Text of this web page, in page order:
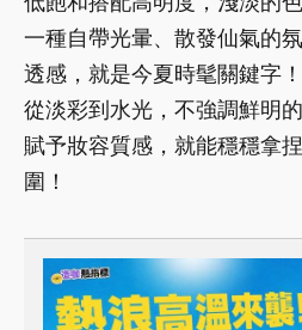
一種自帶光暈、散發仙氣的
透感，就是今夏時髦關鍵字
從淡彩到水光，不強調鮮明
賦予妝容質感，就能穩穩拿
圍！